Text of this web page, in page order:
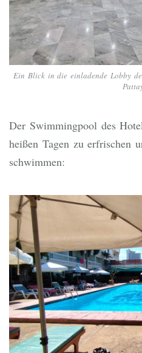
Ein Blick in die einladende Lobby
Der Swimmingpool des
heißen Tagen zu erfrischen
schwimmen: